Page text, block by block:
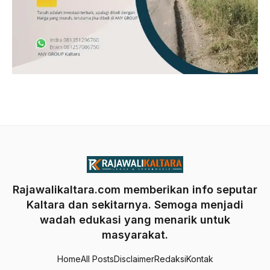
Rajawalikaltara.com memberikan info seputar
Kaltara dan sekitarnya. Semoga menjadi
wadah edukasi yang menarik untuk
masyarakat.
HomeAll PostsDisclaimerRedaksiKontak